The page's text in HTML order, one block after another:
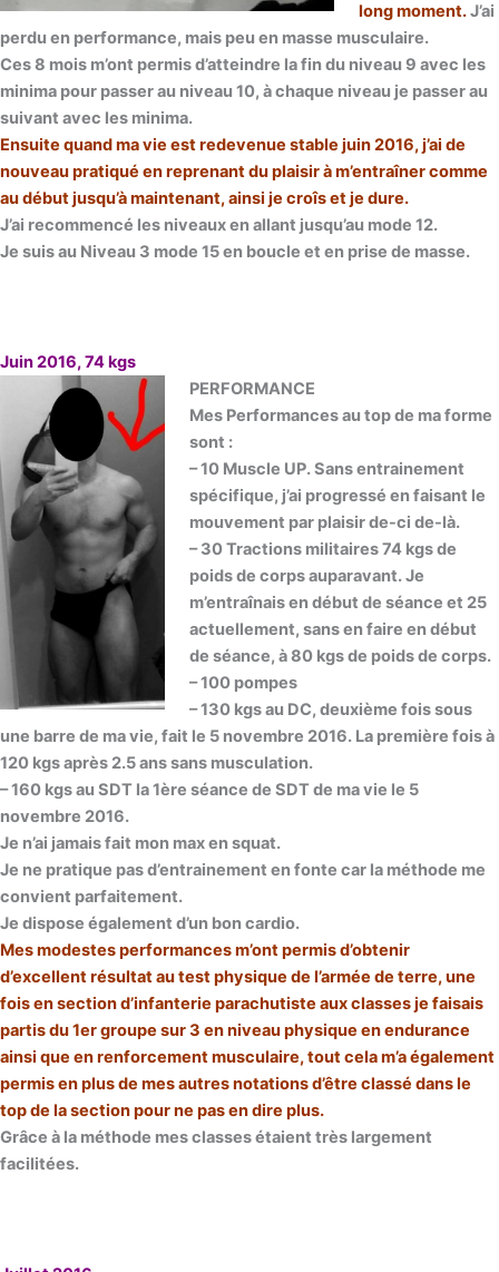
long moment.J’ai
perdu en performance, mais peu en masse musculaire.
Ces 8 mois m’ont permis d’atteindre la fin du niveau 9 avec les
minima pour passer au niveau 10, à chaque niveau je passer au
suivant avec les minima.
Ensuite quand ma vie est redevenue stable juin 2016, j’ai de
nouveau pratiqué en reprenant du plaisir à m’entraîner comme
au début jusqu’à maintenant, ainsi je croîs et je dure.
J’ai recommencé les niveaux en allant jusqu’au mode 12.
Je suis au Niveau 3 mode 15 en boucle et en prise de masse.
Juin 2016, 74 kgs
PERFORMANCE
Mes Performances au top de ma forme
sont :
– 10 Muscle UP. Sans entrainement
spécifique, j’ai progressé en faisant le
mouvement par plaisir de-ci de-là.
– 30 Tractions militaires 74 kgs de
poids de corps auparavant. Je
m’entraînais en début de séance et 25
actuellement, sans en faire en début
de séance, à 80 kgs de poids de corps.
– 100 pompes
– 130 kgs au DC, deuxième fois sous
une barre de ma vie, fait le 5 novembre 2016. La première fois à
120 kgs après 2.5 ans sans musculation.
– 160 kgs au SDT la 1ère séance de SDT de ma vie le 5
novembre 2016.
Je n’ai jamais fait mon max en squat.
Je ne pratique pas d’entrainement en fonte car la méthode me
convient parfaitement.
Je dispose également d’un bon cardio.
Mes modestes performances m’ont permis d’obtenir
d’excellent résultat au test physique de l’armée de terre, une
fois en section d’infanterie parachutiste aux classes je faisais
partis du 1er groupe sur 3 en niveau physique en endurance
ainsi que en renforcement musculaire, tout cela m’a également
permis en plus de mes autres notations d’être classé dans le
top de la section pour ne pas en dire plus.
Grâce à la méthode mes classes étaient très largement
facilitées.